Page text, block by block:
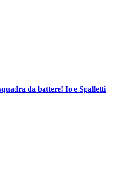
da battere! Io e Spalletti